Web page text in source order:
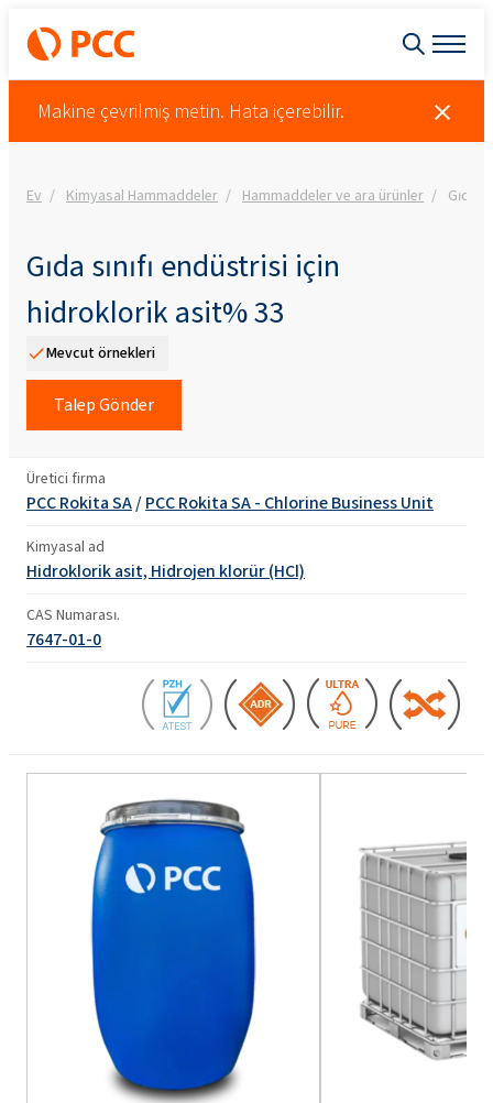
Makine çevrilmiş metin. Hata içerebilir.
Ev Kimyasal Hammaddeler Hammaddeler ve ara ürünler Gıda
Gıda sınıfı endüstrisi için
hidroklorik asit% 33
Mevcut örnekleri
Talep Gönder
Üretici firma
PCC Rokita SA/PCC Rokita SA - Chlorine Business Unit
Kimyasal ad
Hidroklorik asit, Hidrojen klorür (HCl)
CAS Numarası.
7647-01-0